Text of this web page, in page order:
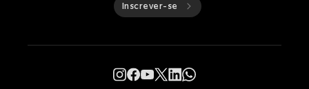
Inscrever-se